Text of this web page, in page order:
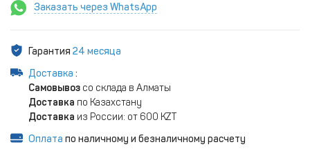
Заказать через WhatsApp
Гарантия 24 месяца
Доставка :
Самовывоз со склада в Алматы
Доставка по Казахстану
Доставка из России: от 600 KZT
Оплата по наличному и безналичному расчету